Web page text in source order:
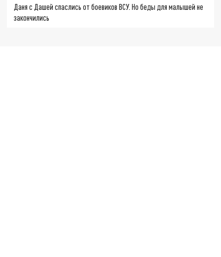
Даня с Дашей спаслись от боевиков ВСУ. Но беды для малышей не
закончились